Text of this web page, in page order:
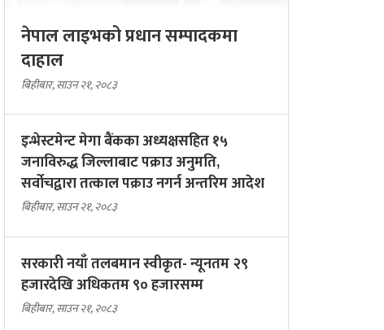
नेपाल लाइभको प्रधान सम्पादकमा
दाहाल
बिहीबार, साउन २१, २०८३
इन्भेस्टमेन्ट मेगा बैंकका अध्यक्षसहित १५
जनाविरुद्ध जिल्लाबाट पक्राउ अनुमति,
सर्वोचद्वारा तत्काल पक्राउ नगर्न अन्तरिम आदेश
बिहीबार, साउन २१, २०८३
सरकारी नयाँ तलबमान स्वीकृत- न्यूनतम २९
हजारदेखि अधिकतम ९० हजारसम्म
बिहीबार, साउन २१, २०८३